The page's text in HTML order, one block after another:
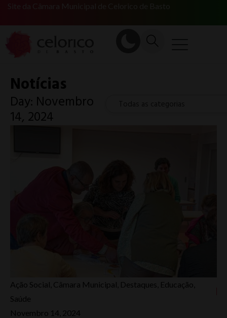
Notícias
Day: Novembro
14, 2024
Ação Social Câmara Municipal Destaques Educação
Saúde
Novembro 14, 2024